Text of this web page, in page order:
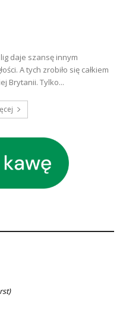
daje szansę innym
A tych zrobiło się całkiem
Brytanii. Tylko...